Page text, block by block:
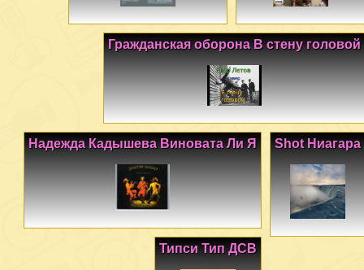
Гражданская оборона В стену головой
Shot Ниагара
Надежда Кадышева Виновата Ли Я
Типси Тип ДСВ